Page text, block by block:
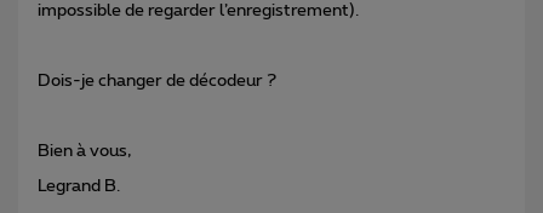
impossible de regarder l’enregistrement).
Dois-je changer de décodeur ?
Bien à vous,
Legrand B.